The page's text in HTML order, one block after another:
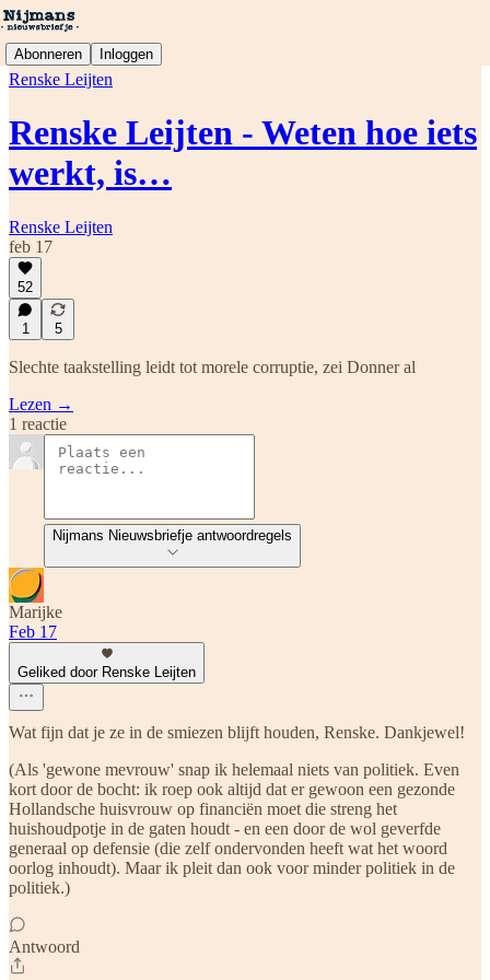
Abonneren Inloggen
Renske Leijten
Renske Leijten - Weten hoe iets
werkt, is…
Renske Leijten
feb 17
52
1 5
Slechte taakstelling leidt tot morele corruptie, zei Donner al
Lezen →
1 reactie
Nijmans Nieuwsbriefje antwoordregels
Marijke
Feb 17
Geliked door Renske Leijten
Wat fijn dat je ze in de smiezen blijft houden, Renske. Dankjewel!
(Als 'gewone mevrouw' snap ik helemaal niets van politiek. Even
kort door de bocht: ik roep ook altijd dat er gewoon een gezonde
Hollandsche huisvrouw op financiën moet die streng het
huishoudpotje in de gaten houdt - en een door de wol geverfde
generaal op defensie (die zelf ondervonden heeft wat het woord
oorlog inhoudt). Maar ik pleit dan ook voor minder politiek in de
politiek.)
Antwoord